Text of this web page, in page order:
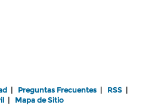
| Preguntas Frecuentes | RSS |
| Mapa de Sitio